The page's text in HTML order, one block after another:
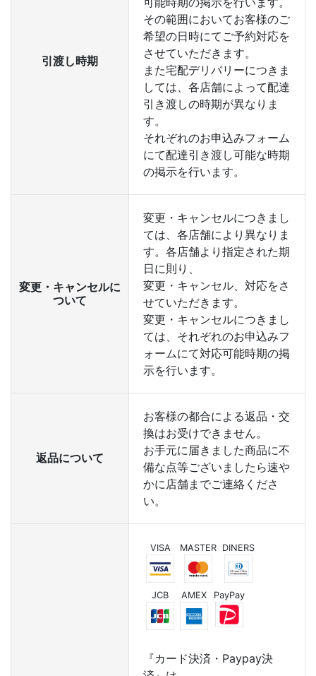
引渡し時期
その範囲においてお客様のご
希望の日時にてご予約対応を
させていただきます。
また宅配デリバリーにつきま
しては、各店舗によって配達
引き渡しの時期が異なりま
す。
それぞれのお申込みフォーム
にて配達引き渡し可能な時期
の掲示を行います。
変更・キャンセルに
ついて
変更・キャンセルにつきまし
ては、各店舗により異なりま
す。各店舗より指定された期
日に則り、
変更・キャンセル、対応をさ
せていただきます。
変更・キャンセルにつきまし
ては、それぞれのお申込みフ
ォームにて対応可能時期の掲
示を行います。
返品について
お客様の都合による返品・交
換はお受けできません。
お手元に届きました商品に不
備な点等ございましたら速や
かに店舗までご連絡くださ
い。
VISA MASTER DINERS
JCB AMEX PayPay
『カード決済・Paypay決